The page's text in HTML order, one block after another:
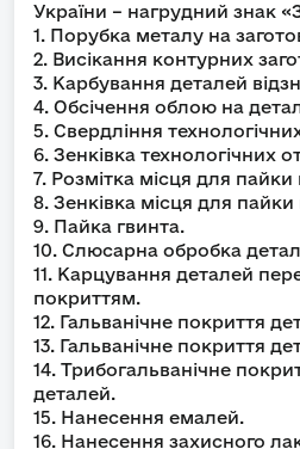
України – нагрудний знак
1. Порубка металу на
2. Висікання контурних
3. Карбування деталей
4. Обсічення облою на
5. Свердління
6. Зенківка технологічних
7. Розмітка місця для пайки
8. Зенківка місця для пайки
9. Пайка гвинта.
10. Слюсарна обробка
11. Карцування деталей
покриттям.
12. Гальванічне покриття
13. Гальванічне покриття
14. Трибогальванічне
деталей.
15. Нанесення емалей.
16. Нанесення захисного